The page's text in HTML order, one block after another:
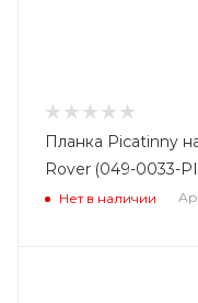
Планка Picatinny
Rover (049-0033-
Нет в наличии